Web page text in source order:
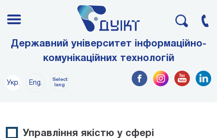
Державний університет інформаційно-
комунікаційних технологій
Укр. Eng.
Select
lang
Управління якістю у сфері